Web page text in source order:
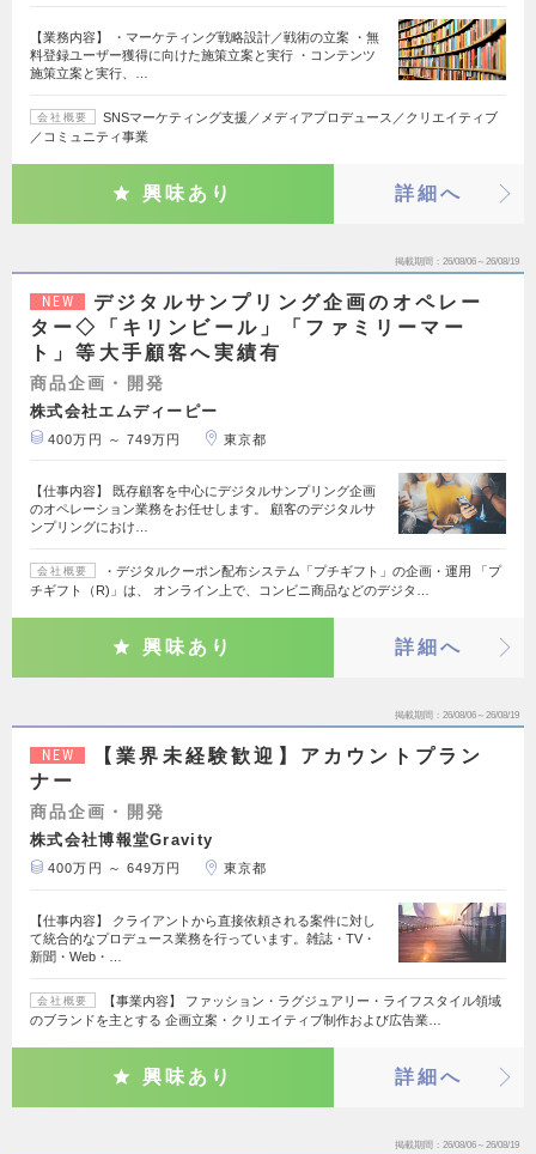
【業務内容】 ・マーケティング戦略設計／戦術の立案 ・無
料登録ユーザー獲得に向けた施策立案と実行 ・コンテンツ
施策立案と実行、…
会社概要
SNSマーケティング支援／メディアプロデュース／クリエイティブ
／コミュニティ事業
興味あり 詳細へ
掲載期間 26/08/06～26/08/19
NEW
デジタルサンプリング企画のオペレー
ター◇「キリンビール」「ファミリーマー
ト」等大手顧客へ実績有
商品企画・開発
株式会社エムディーピー
400万円 ～ 749万円 東京都
【仕事内容】 既存顧客を中心にデジタルサンプリング企画
のオペレーション業務をお任せします。 顧客のデジタルサ
ンプリングにおけ…
会社概要
・デジタルクーポン配布システム「プチギフト」の企画・運用 「プ
チギフト（R)」は、 オンライン上で、コンビニ商品などのデジタ…
興味あり 詳細へ
掲載期間 26/08/06～26/08/19
NEW
【業界未経験歓迎】アカウントプラン
ナー
商品企画・開発
株式会社博報堂Gravity
400万円 ～ 649万円 東京都
【仕事内容】 クライアントから直接依頼される案件に対し
て統合的なプロデュース業務を行っています。雑誌・TV・
新聞・Web・…
会社概要
【事業内容】 ファッション・ラグジュアリー・ライフスタイル領域
のブランドを主とする 企画立案・クリエイティブ制作および広告業…
興味あり 詳細へ
掲載期間 26/08/06～26/08/19